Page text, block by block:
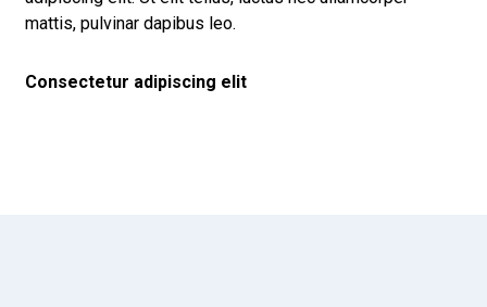
mattis, pulvinar dapibus leo.
Consectetur adipiscing elit